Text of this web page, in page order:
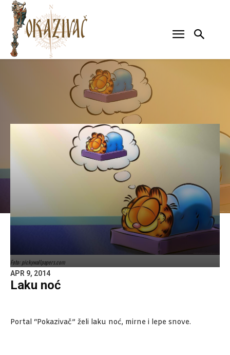
Foto: pickywallpapers.com
APR 9, 2014
Laku noć
Portal “Pokazivač” želi laku noć, mirne i lepe snove.